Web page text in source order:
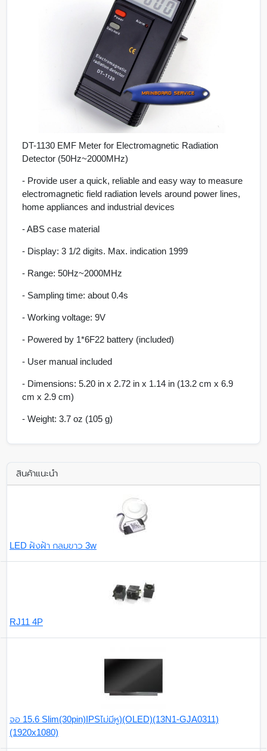
DT-1130 EMF Meter for Electromagnetic Radiation
Detector (50Hz~2000MHz)
- Provide user a quick, reliable and easy way to measure
electromagnetic field radiation levels around power lines,
home appliances and industrial devices
- ABS case material
- Display: 3 1/2 digits. Max. indication 1999
- Range: 50Hz~2000MHz
- Sampling time: about 0.4s
- Working voltage: 9V
- Powered by 1*6F22 battery (included)
- User manual included
- Dimensions: 5.20 in x 2.72 in x 1.14 in (13.2 cm x 6.9
cm x 2.9 cm)
- Weight: 3.7 oz (105 g)
สินค้าแนะนำ
LED ฝังฝ้า กลมขาว 3w
RJ11 4P
จอ 15.6 Slim(30pin)IPSไม่มีหู)(OLED)(13N1-GJA0311)
(1920x1080)